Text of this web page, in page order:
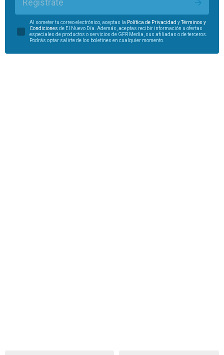
Regístrate
Al someter tu correo electrónico, aceptas la Política de Privacidad yTérminos y
Condiciones de El Nuevo Día. Además, aceptas recibir información u ofertas
especiales de productos o servicios de GFR Media, sus afiliadas o de terceros.
Podrás optar salirte de los boletines en cualquier momento.